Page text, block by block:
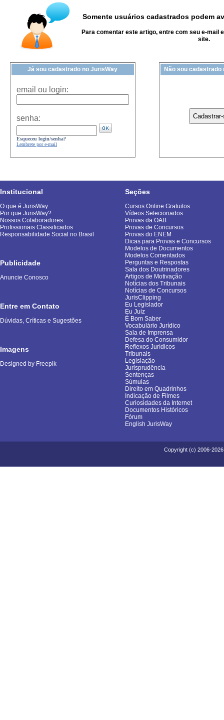
Somente usuários cadastrados podem
Para comentar este artigo, entre com seu e-mail
site.
Já sou cadastrado no JurisWay
email ou login:
senha:
Esqueceu login/senha?
Lembrete por e-mail
Não sou cadastrado
Institucional
O que é JurisWay
Por que JurisWay?
Nossos Colaboradores
Profissionais Classificados
Responsabilidade Social no Brasil
Publicidade
Anuncie Conosco
Entre em Contato
Dúvidas, Críticas e Sugestões
Imagens
Designed by Freepik
Seções
Cursos Online Gratuitos
Vídeos Selecionados
Provas da OAB
Provas de Concursos
Provas do ENEM
Dicas para Provas e Concursos
Modelos de Documentos
Modelos Comentados
Perguntas e Respostas
Sala dos Doutrinadores
Artigos de Motivação
Notícias dos Tribunais
Notícias de Concursos
JurisClipping
Eu Legislador
Eu Juiz
É Bom Saber
Vocabulário Jurídico
Sala de Imprensa
Defesa do Consumidor
Reflexos Jurídicos
Tribunais
Legislação
Jurisprudência
Sentenças
Súmulas
Direito em Quadrinhos
Indicação de Filmes
Curiosidades da Internet
Documentos Históricos
Fórum
English JurisWay
Copyright (c) 2006-